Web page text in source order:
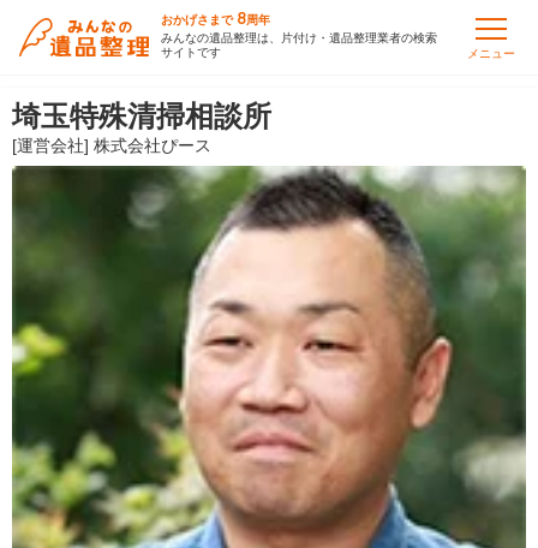
おかげさまで 8周年
みんなの遺品整理は、片付け・遺品整理業者の検索
サイトです
メニュー
埼玉特殊清掃相談所
[運営会社] 株式会社ぴース